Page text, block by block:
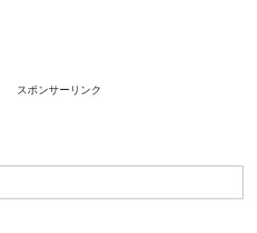
スポンサーリンク